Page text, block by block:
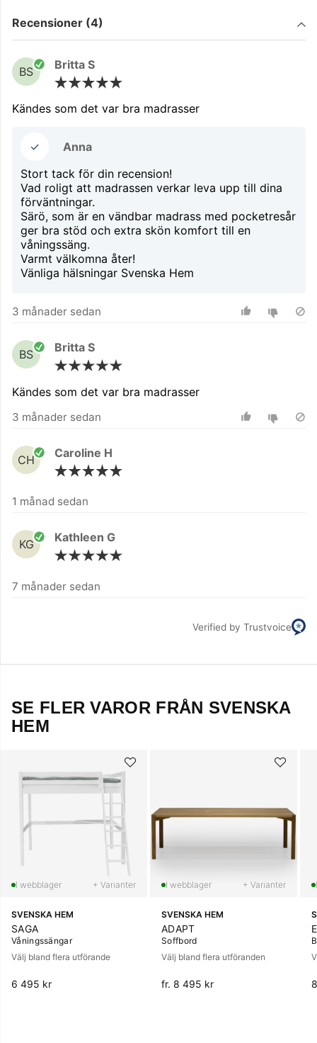
Recensioner (4)
BS Britta S
Kändes som det var bra madrasser
✓
Anna
Stort tack för din recension!
Vad roligt att madrassen verkar leva upp till dina
förväntningar.
Särö, som är en vändbar madrass med pocketresår
ger bra stöd och extra skön komfort till en
våningssäng.
Varmt välkomna åter!
3 månader sedan
BS Britta S
Kändes som det var bra madrasser
3 månader sedan
CH Caroline H
1 månad sedan
KG Kathleen G
7 månader sedan
Verified by Trustvoice
SE FLER VAROR FRÅN SVENSKA
HEM
+ Varianter
SVENSKA HEM
SAGA
Våningssängar
Välj bland flera utförande
6 495 kr
+ Varianter
SVENSKA HEM
ADAPT
Soffbord
Välj bland flera utföranden
fr. 8 495 kr